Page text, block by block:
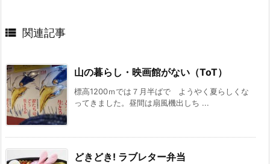
 関連記事
山の暮らし・映画館がない（ToT）
標高1200ｍでは７月半ばで ようやく夏らしくな
ってきました。昼間は扇風機出しち ...
どきどき! ラブレター弁当